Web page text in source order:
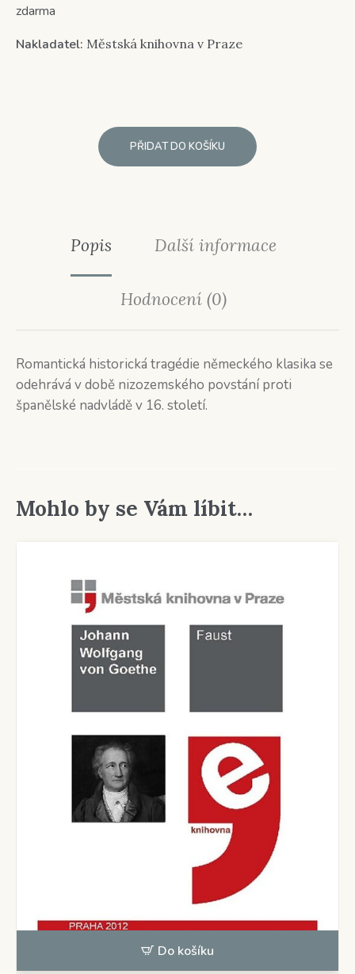
zdarma
Nakladatel: Městská knihovna v Praze
PŘIDAT DO KOŠÍKU
Popis Další informace
Hodnocení (0)
Romantická historická tragédie německého klasika se
odehrává v době nizozemského povstání proti
španělské nadvládě v 16. století.
Mohlo by se Vám líbit…
Do košíku